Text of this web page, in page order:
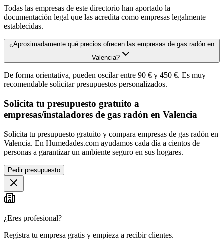
Todas las empresas de este directorio han aportado la
documentación legal que las acredita como empresas legalmente
establecidas.
¿Aproximadamente qué precios ofrecen las empresas de gas radón en
Valencia?
De forma orientativa, pueden oscilar entre 90 € y 450 €. Es muy
recomendable solicitar presupuestos personalizados.
Solicita tu presupuesto gratuito a
empresas/instaladores de gas radón en Valencia
Solicita tu presupuesto gratuito y compara empresas de gas radón en
Valencia. En Humedades.com ayudamos cada día a cientos de
personas a garantizar un ambiente seguro en sus hogares.
Pedir presupuesto
¿Eres profesional?
Registra tu empresa gratis y empieza a recibir clientes.